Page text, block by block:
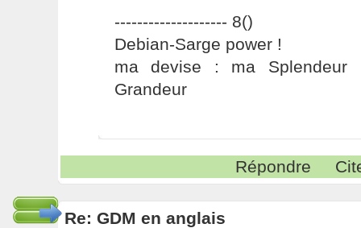
-------------------- 8()
Debian-Sarge power !
ma devise : ma Splendeur
Grandeur
Répondre
Re: GDM en anglais